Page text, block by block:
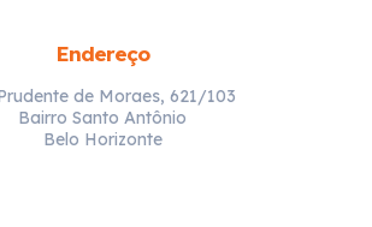
Endereço
de Moraes, 621/103
Bairro Santo Antônio
Belo Horizonte